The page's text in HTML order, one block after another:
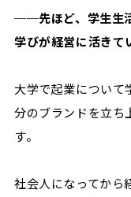
──先ほど、学生生
学びが経営に活きて
大学で起業について
分のブランドを立ち
す。
社会人になってから